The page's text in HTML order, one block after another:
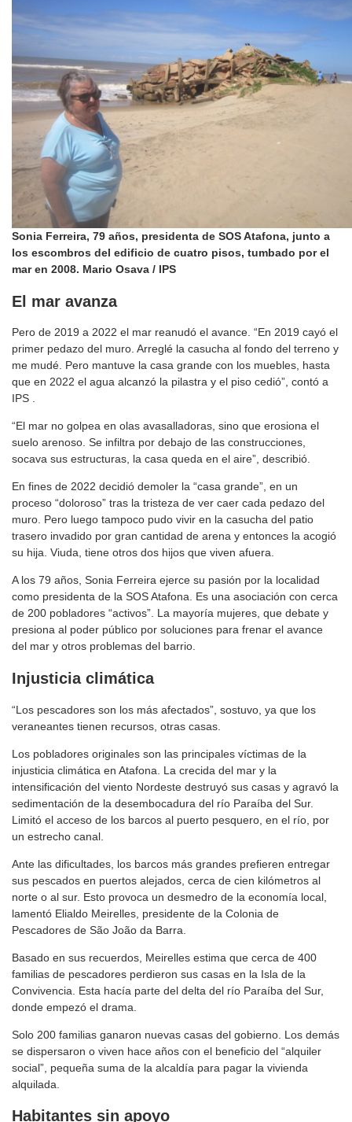
Sonia Ferreira, 79 años, presidenta de SOS Atafona, junto a
los escombros del edificio de cuatro pisos, tumbado por el
mar en 2008. Mario Osava / IPS
El mar avanza
Pero de 2019 a 2022 el mar reanudó el avance. “En 2019 cayó el
primer pedazo del muro. Arreglé la casucha al fondo del terreno y
me mudé. Pero mantuve la casa grande con los muebles, hasta
que en 2022 el agua alcanzó la pilastra y el piso cedió”, contó a
IPS .
“El mar no golpea en olas avasalladoras, sino que erosiona el
suelo arenoso. Se infiltra por debajo de las construcciones,
socava sus estructuras, la casa queda en el aire”, describió.
En fines de 2022 decidió demoler la “casa grande”, en un
proceso “doloroso” tras la tristeza de ver caer cada pedazo del
muro. Pero luego tampoco pudo vivir en la casucha del patio
trasero invadido por gran cantidad de arena y entonces la acogió
su hija. Viuda, tiene otros dos hijos que viven afuera.
A los 79 años, Sonia Ferreira ejerce su pasión por la localidad
como presidenta de la SOS Atafona. Es una asociación con cerca
de 200 pobladores “activos”. La mayoría mujeres, que debate y
presiona al poder público por soluciones para frenar el avance
del mar y otros problemas del barrio.
Injusticia climática
“Los pescadores son los más afectados”, sostuvo, ya que los
veraneantes tienen recursos, otras casas.
Los pobladores originales son las principales víctimas de la
injusticia climática en Atafona. La crecida del mar y la
intensificación del viento Nordeste destruyó sus casas y agravó la
sedimentación de la desembocadura del río Paraíba del Sur.
Limitó el acceso de los barcos al puerto pesquero, en el río, por
un estrecho canal.
Ante las dificultades, los barcos más grandes prefieren entregar
sus pescados en puertos alejados, cerca de cien kilómetros al
norte o al sur. Esto provoca un desmedro de la economía local,
lamentó Elialdo Meirelles, presidente de la Colonia de
Pescadores de São João da Barra.
Basado en sus recuerdos, Meirelles estima que cerca de 400
familias de pescadores perdieron sus casas en la Isla de la
Convivencia. Esta hacía parte del delta del río Paraíba del Sur,
donde empezó el drama.
Solo 200 familias ganaron nuevas casas del gobierno. Los demás
se dispersaron o viven hace años con el beneficio del “alquiler
social”, pequeña suma de la alcaldía para pagar la vivienda
alquilada.
Habitantes sin apoyo